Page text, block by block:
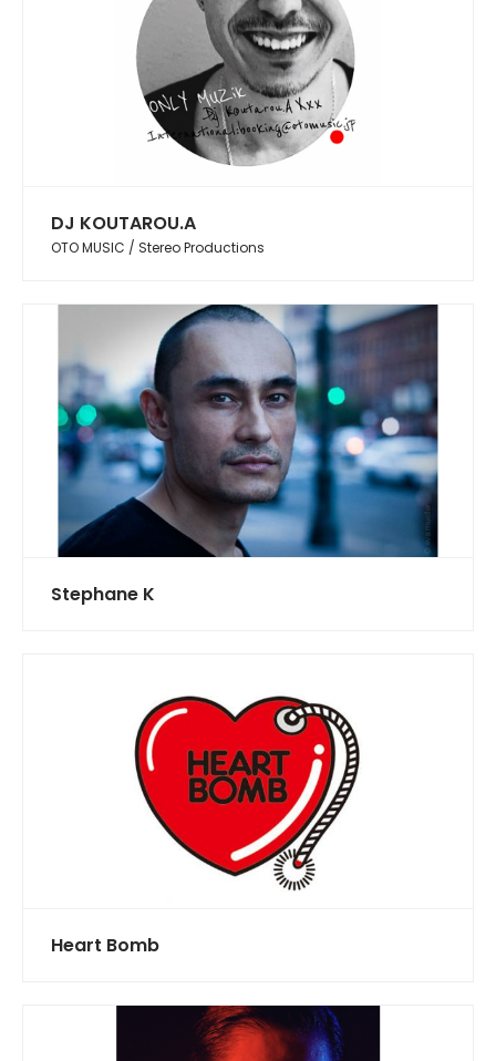
DJ KOUTAROU.A
OTO MUSIC / Stereo Productions
Stephane K
Heart Bomb